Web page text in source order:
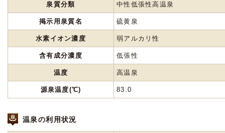
泉質分類 中性低張性高温泉
掲示用泉質名 硫黄泉
水素イオン濃度 弱アルカリ性
含有成分濃度 低張性
温度 高温泉
源泉温度(℃) 83.0
温泉の利用状況